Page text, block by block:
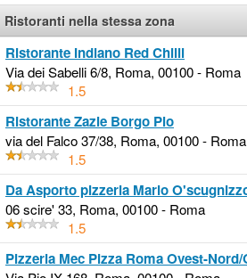
Ristoranti nella stessa zona
Ristorante Indiano Red Chilli
Via dei Sabelli 6/8, Roma, 00100 - Roma
1.5
Ristorante Zazie Borgo Pio
via del Falco 37/38, Roma, 00100 - Roma
1.5
Da Asporto pizzeria Mario
06 scire' 33, Roma, 00100 - Roma
1.5
Pizzeria Mec Pizza Roma Ovest-